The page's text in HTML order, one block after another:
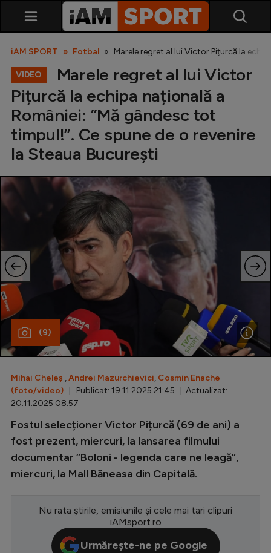
SuperLiga
Liga 2
Cupa României
Echipa Națională
U21
Fotbal feminin
Special
Diverse
Inedit
Clasamente
Champions League
Europa League
Conference League
Premier League
LaLiga
iAM SPORT Fotbal Marele regret al lui Victor Pițurcă la
VIDEO
Marele regret al lui Victor
Pițurcă la echipa națională a
României: ”Mă gândesc tot
timpul!”. Ce spune de o revenire
la Steaua București
(9)
Mihai Cheleș ,Andrei Mazurchievici, Cosmin Enache
(foto/video) | Publicat: 19.11.2025 21:45 | Actualizat:
20.11.2025 08:57
Fostul selecționer Victor Pițurcă (69 de ani) a
fost prezent, miercuri, la lansarea filmului
documentar ”Boloni - legenda care ne leagă”,
miercuri, la Mall Băneasa din Capitală.
Nu rata știrile, emisiunile și cele mai tari clipuri
iAMsport.ro
Urmărește-ne pe Google